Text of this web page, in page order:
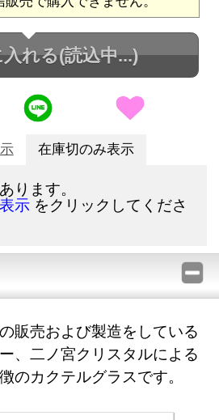
れる(読込中...)
在庫切のみ表示
ります。
示 をクリックしてくださ
販売および製造をしている
、二ノ宮クリスタルによる
のカクテルグラスです。